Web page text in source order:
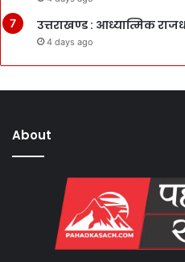
उत्तराखण्ड : आध्यात्मिक
4 days ago
About